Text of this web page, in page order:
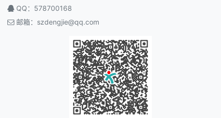
QQ：578700168
邮箱： szdengjie@qq.com